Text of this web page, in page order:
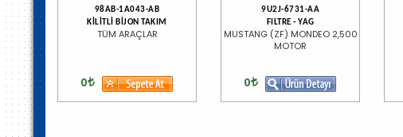
98AB-1A043-AB
KİLİTLİ BİJON TAKIM
TÜM ARAÇLAR
0
9U2J-6731-AA
FILTRE - YAG
MUSTANG (ZF) MONDEO 2,500
MOTOR
0